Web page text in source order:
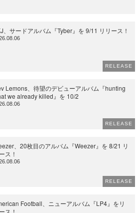
、サードアルバム『Tyber』を 9/11 リリース！
RELEASE
Lemons、待望のデビューアルバム『hunting
we already killed』を 10/2
RELEASE
、20枚目のアルバム『Weezer』を 8/21 リ
ス！
RELEASE
Football、ニューアルバム『LP4』をリ
ス！